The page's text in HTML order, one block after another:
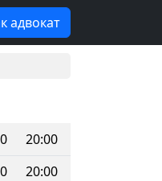
адвокат
20:00
20:00